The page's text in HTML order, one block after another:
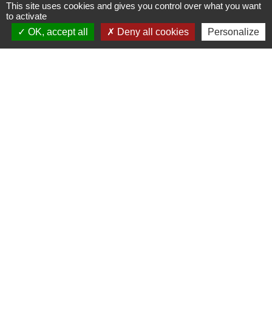
Faire appel à un déménageur professionnelopen_in_new
Institut national de la consommation (INC)
Déménageur professionnel : entreprises
This site uses cookies and gives you control over what you want
to activate
OK, accept all
Deny all cookies Personalize